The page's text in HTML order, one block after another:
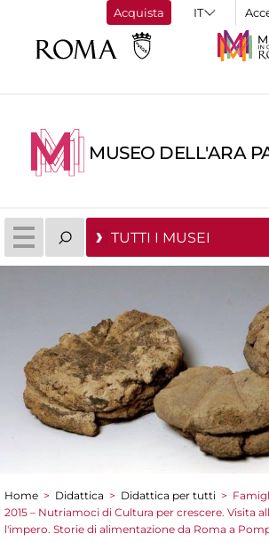
Acquista
MUSEO DELL'ARA
TUTTI I MUSEI
Tu sei qui
Home > Didattica > Didattica per tutti >
2015 – Nutriamoci di Cultura per crescere. Visita
l'impero. Storie di alimentazione da Roma a